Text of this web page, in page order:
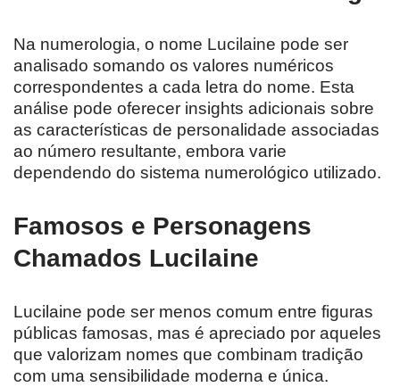
Na numerologia, o nome Lucilaine pode ser
analisado somando os valores numéricos
correspondentes a cada letra do nome. Esta
análise pode oferecer insights adicionais sobre
as características de personalidade associadas
ao número resultante, embora varie
dependendo do sistema numerológico utilizado.
Famosos e Personagens
Chamados Lucilaine
Lucilaine pode ser menos comum entre figuras
públicas famosas, mas é apreciado por aqueles
que valorizam nomes que combinam tradição
com uma sensibilidade moderna e única.